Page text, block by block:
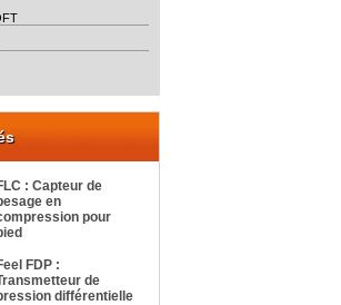
: Capteur de
en
pour
FDP :
de
différentielle